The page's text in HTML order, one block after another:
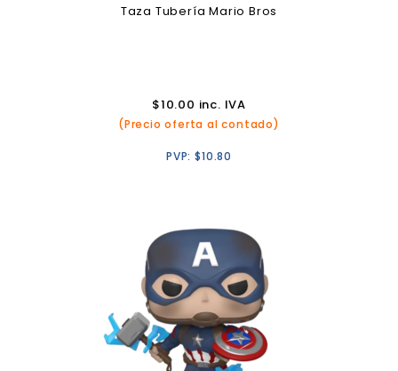
Taza Tubería Mario Bros
$10.00 inc. IVA
(Precio oferta al contado)
PVP:$10.80